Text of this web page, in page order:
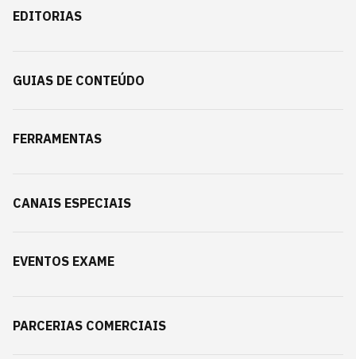
EDITORIAS
GUIAS DE CONTEÚDO
FERRAMENTAS
CANAIS ESPECIAIS
EVENTOS EXAME
PARCERIAS COMERCIAIS